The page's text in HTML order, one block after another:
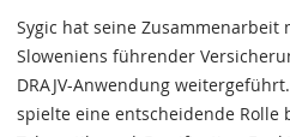
Sygic hat seine Zusammenarbeit
Sloweniens führender
DRAJV-Anwendung
spielte eine entscheidende